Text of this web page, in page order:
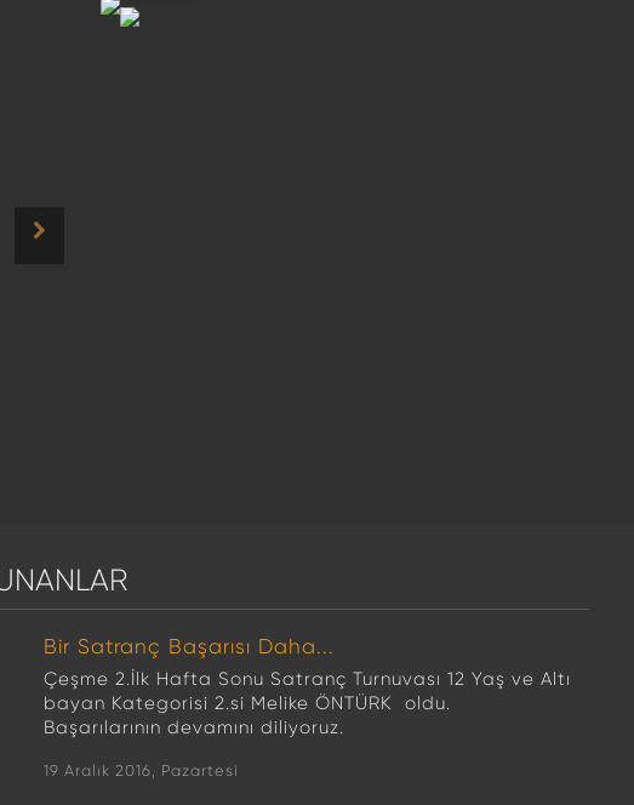
Bir Satranç Başarısı Daha...
Çeşme 2.İlk Hafta Sonu Satranç Turnuvası 12 Yaş ve Altı
bayan Kategorisi 2.si Melike ÖNTÜRK oldu.
Başarılarının devamını diliyoruz.
19 Aralık 2016, Pazartesi